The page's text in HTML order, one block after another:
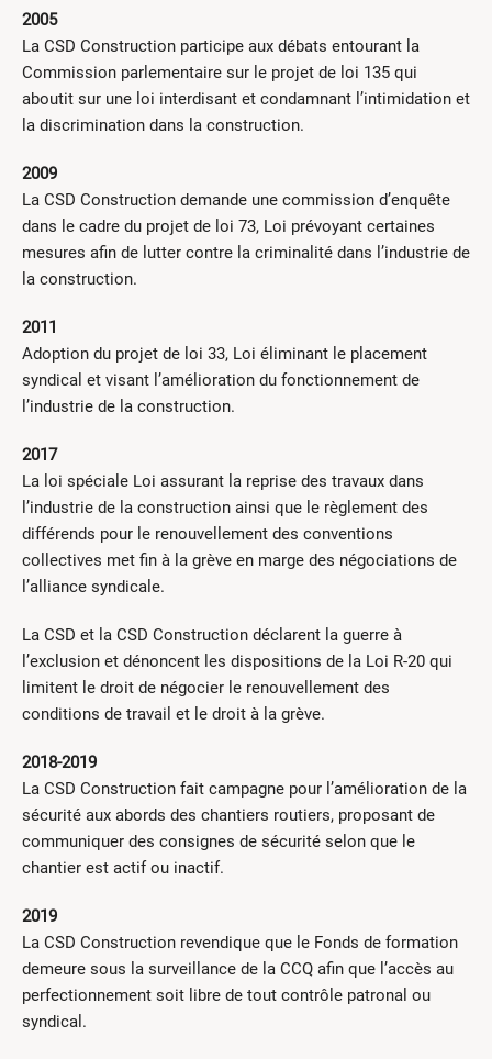
2005
La CSD Construction participe aux débats entourant la
Commission parlementaire sur le projet de loi 135 qui
aboutit sur une loi interdisant et condamnant l’intimidation et
la discrimination dans la construction.
2009
La CSD Construction demande une commission d’enquête
dans le cadre du projet de loi 73, Loi prévoyant certaines
mesures afin de lutter contre la criminalité dans l’industrie de
la construction.
2011
Adoption du projet de loi 33, Loi éliminant le placement
syndical et visant l’amélioration du fonctionnement de
l’industrie de la construction.
2017
La loi spéciale Loi assurant la reprise des travaux dans
l’industrie de la construction ainsi que le règlement des
différends pour le renouvellement des conventions
collectives met fin à la grève en marge des négociations de
l’alliance syndicale.
La CSD et la CSD Construction déclarent la guerre à
l’exclusion et dénoncent les dispositions de la Loi R-20 qui
limitent le droit de négocier le renouvellement des
conditions de travail et le droit à la grève.
2018-2019
La CSD Construction fait campagne pour l’amélioration de la
sécurité aux abords des chantiers routiers, proposant de
communiquer des consignes de sécurité selon que le
chantier est actif ou inactif.
2019
La CSD Construction revendique que le Fonds de formation
demeure sous la surveillance de la CCQ afin que l’accès au
perfectionnement soit libre de tout contrôle patronal ou
syndical.